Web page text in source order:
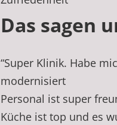
Das sagen
“Super Klinik. Habe
modernisiert
Personal ist super
Küche ist top und es